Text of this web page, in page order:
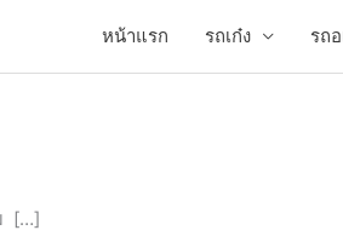
หน้าแรก รถเก๋ง รถ
[…]